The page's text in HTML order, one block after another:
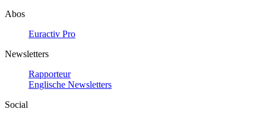
Abos
Euractiv Pro
Newsletters
Rapporteur
Englische Newsletters
Social